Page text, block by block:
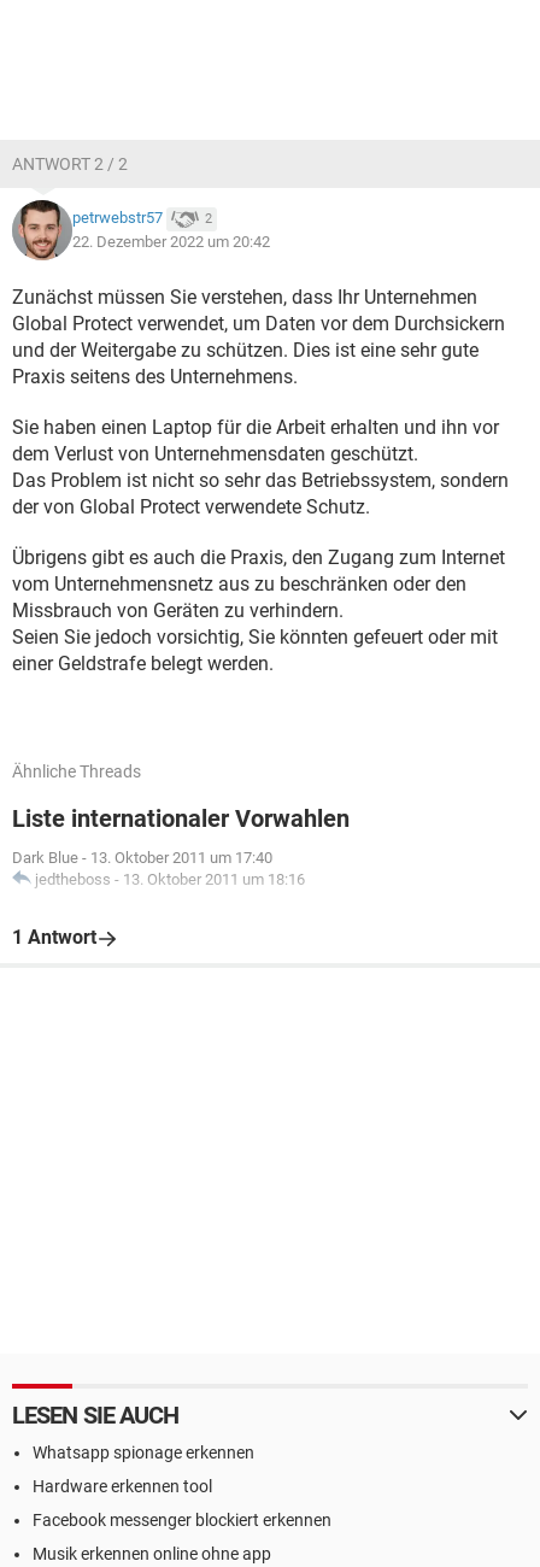
ANTWORT 2 / 2
petrwebstr57 2
22. Dezember 2022 um 20:42
Zunächst müssen Sie verstehen, dass Ihr Unternehmen
Global Protect verwendet, um Daten vor dem Durchsickern
und der Weitergabe zu schützen. Dies ist eine sehr gute
Praxis seitens des Unternehmens.
Sie haben einen Laptop für die Arbeit erhalten und ihn vor
dem Verlust von Unternehmensdaten geschützt.
Das Problem ist nicht so sehr das Betriebssystem, sondern
der von Global Protect verwendete Schutz.
Übrigens gibt es auch die Praxis, den Zugang zum Internet
vom Unternehmensnetz aus zu beschränken oder den
Missbrauch von Geräten zu verhindern.
Seien Sie jedoch vorsichtig, Sie könnten gefeuert oder mit
einer Geldstrafe belegt werden.
Ähnliche Threads
Liste internationaler Vorwahlen
Dark Blue - 13. Oktober 2011 um 17:40
jedtheboss - 13. Oktober 2011 um 18:16
1 Antwort
LESEN SIE AUCH
Whatsapp spionage erkennen
Hardware erkennen tool
Facebook messenger blockiert erkennen
Musik erkennen online ohne app